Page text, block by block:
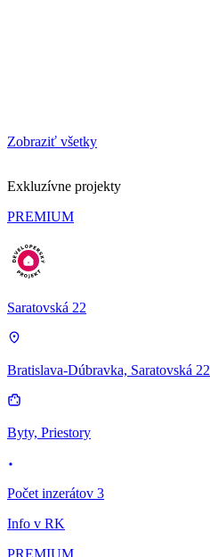
Zobraziť všetky
Exkluzívne projekty
PREMIUM
Saratovská 22
Bratislava-Dúbravka, Saratovská 22
Byty, Priestory
Počet inzerátov 3
Info v RK
PREMIUM